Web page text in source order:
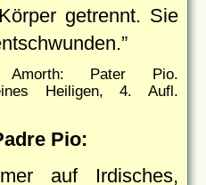
getrennt. Sie
Amorth: Pater Pio.
Heiligen, 4. Aufl.
Pio:
auf Irdisches,